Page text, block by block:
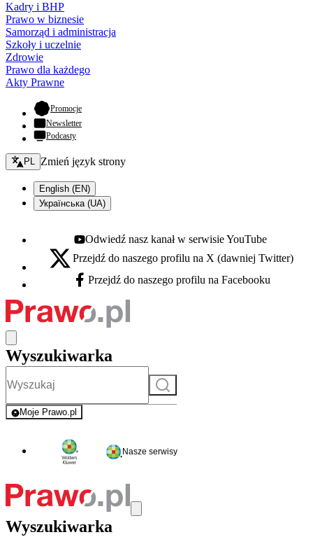
Kadry i BHP
Prawo w biznesie
Samorząd i administracja
Szkoły i uczelnie
Zdrowie
Prawo dla każdego
Akty Prawne
Promocje- otwiera się w nowej karcie
Newsletter
Podcasty
Zmień język - bieżący:
PL Zmień język strony
English (EN)
Українська (UA)
Youtube - otwiera się w nowej karcie
Odwiedź nasz kanał w serwisie YouTube
X - otwiera się w nowej karcie
Przejdź do naszego profilu na X (dawniej Twitter)
Facebook - otwiera się w nowej karcie
Przejdź do naszego profilu na Facebooku
Wyszukiwarka
Szukaj
Moje Prawo.pl
- rejestracja i logowanie do serwisu
Nasze serwisy
Wyszukiwarka